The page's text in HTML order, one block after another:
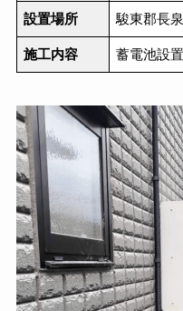
設置場所 駿東郡長
施工内容 蓄電池設置